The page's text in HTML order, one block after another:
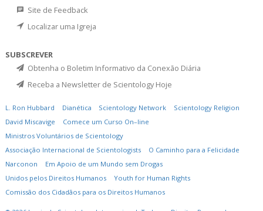
Site de Feedback
Localizar uma Igreja
SUBSCREVER
Obtenha o Boletim Informativo da Conexão Diária
Receba a Newsletter de Scientology Hoje
L. Ron Hubbard Dianética Scientology Network
Scientology Religion
David Miscavige
Comece um Curso On–line
Ministros Voluntários de Scientology
Associação Internacional de Scientologists
O Caminho para a Felicidade
Narconon
Em Apoio de um Mundo sem Drogas
Unidos pelos Direitos Humanos
Youth for Human Rights
Comissão dos Cidadãos para os Direitos Humanos